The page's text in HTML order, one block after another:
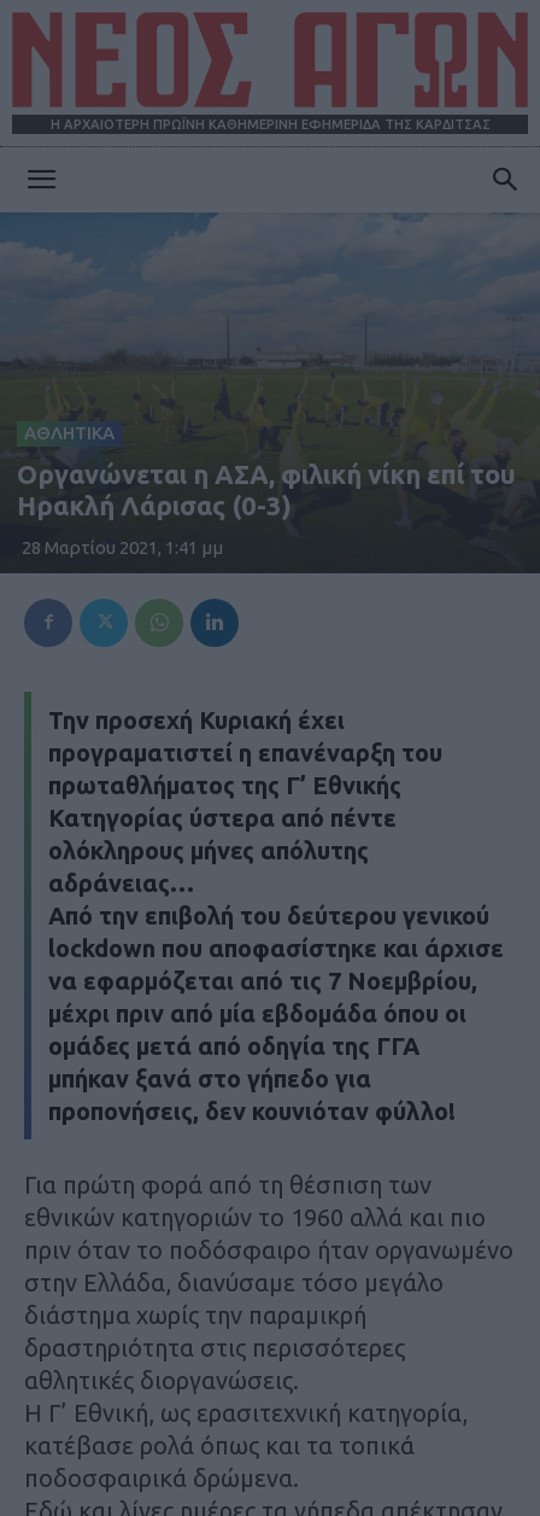
Η ΑΡΧΑΙΟΤΕΡΗ ΠΡΩΪΝΗ ΚΑΘΗΜΕΡΙΝΗ ΕΦΗΜΕΡΙΔΑ ΤΗΣ ΚΑΡΔΙΤΣΑΣ
ΑΘΛΗΤΙΚΑ
Οργανώνεται η ΑΣΑ, φιλική νίκη επί του
Ηρακλή Λάρισας (0-3)
28 Μαρτίου 2021, 1:41 μμ
Την προσεχή Κυριακή έχει
προγραματιστεί η επανέναρξη του
πρωταθλήματος της Γ’ Εθνικής
Κατηγορίας ύστερα από πέντε
ολόκληρους μήνες απόλυτης
αδράνειας…
Από την επιβολή του δεύτερου γενικού
lockdown που αποφασίστηκε και άρχισε
να εφαρμόζεται από τις 7 Νοεμβρίου,
μέχρι πριν από μία εβδομάδα όπου οι
ομάδες μετά από οδηγία της ΓΓΑ
μπήκαν ξανά στο γήπεδο για
προπονήσεις, δεν κουνιόταν φύλλο!
Για πρώτη φορά από τη θέσπιση των
εθνικών κατηγοριών το 1960 αλλά και πιο
πριν όταν το ποδόσφαιρο ήταν οργανωμένο
στην Ελλάδα, διανύσαμε τόσο μεγάλο
διάστημα χωρίς την παραμικρή
δραστηριότητα στις περισσότερες
αθλητικές διοργανώσεις.
Η Γ’ Εθνική, ως ερασιτεχνική κατηγορία,
κατέβασε ρολά όπως και τα τοπικά
ποδοσφαιρικά δρώμενα.
Εδώ και λίγες ημέρες τα γήπεδα απέκτησαν